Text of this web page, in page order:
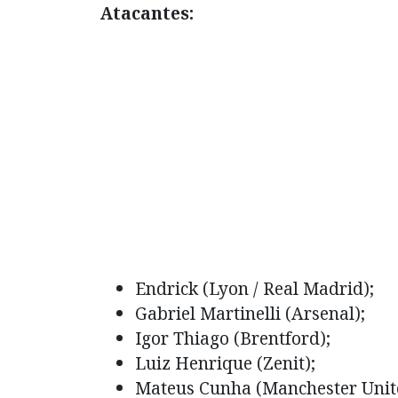
Atacantes:
Endrick (Lyon / Real Madrid);
Gabriel Martinelli (Arsenal);
Igor Thiago (Brentford);
Luiz Henrique (Zenit);
Mateus Cunha (Manchester